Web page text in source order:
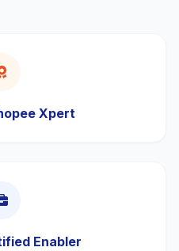
Xpert
Enabler